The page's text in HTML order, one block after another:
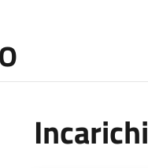
Incarichi